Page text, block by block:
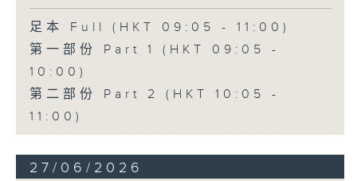
足本 Full (HKT 09:05 - 11:00)
第一部份 Part 1 (HKT 09:05 -
10:00)
第二部份 Part 2 (HKT 10:05 -
11:00)
27/06/2026